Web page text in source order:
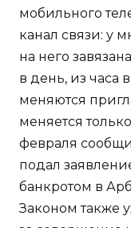
мобильного
канал связи: у
на него
в день, из часа
меняются
меняется
февраля
подал
банкротом в
Законом также